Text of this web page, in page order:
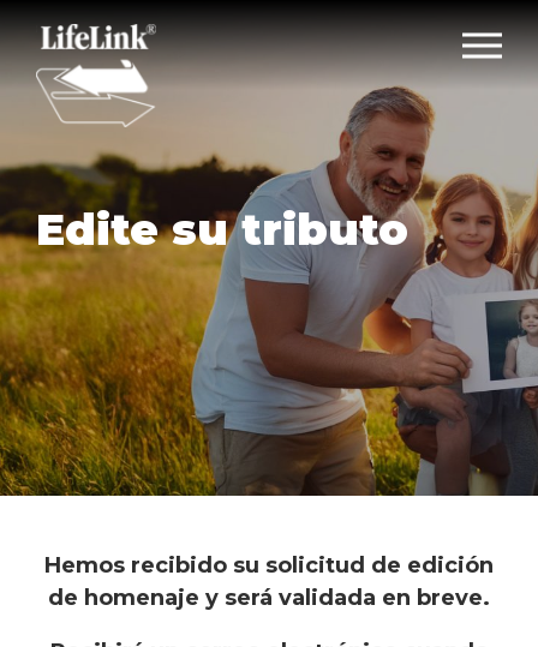
Edite su tributo
Hemos recibido su solicitud de edición
de homenaje y será validada en breve.